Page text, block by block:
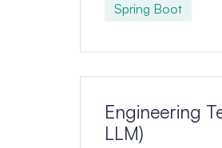
Spring Boot
Engineering
LLM)